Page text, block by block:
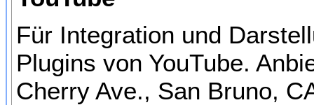
Für Integration und
Plugins von YouTube.
Cherry Ave., San Bruno,